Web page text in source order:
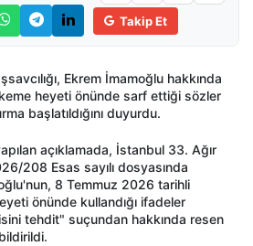
Takip Et
Ekrem İmamoğlu hakkında
heyeti önünde sarf ettiği sözler
başlatıldığını duyurdu.
açıklamada, İstanbul 33. Ağır
208 Esas sayılı dosyasında
8 Temmuz 2026 tarihli
önünde kullandığı ifadeler
tehdit" suçundan hakkında resen